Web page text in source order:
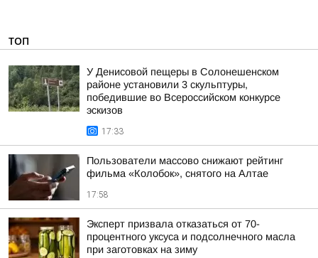
ТОП
У Денисовой пещеры в Солонешенском
районе установили 3 скульптуры,
победившие во Всероссийском конкурсе
эскизов
17:33
Пользователи массово снижают рейтинг
фильма «Колобок», снятого на Алтае
17:58
Эксперт призвала отказаться от 70-
процентного уксуса и подсолнечного масла
при заготовках на зиму